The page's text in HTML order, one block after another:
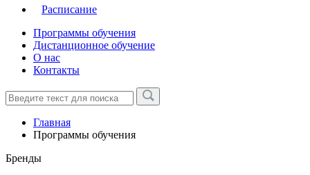
Расписание
Программы обучения
Дистанционное обучение
О нас
Контакты
Главная
Программы обучения
Бренды